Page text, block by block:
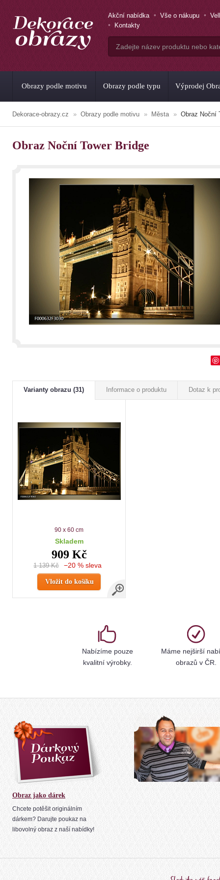
Akční nabídka Vše o nákupu
Kontakty
Obrazy podle motivu Obrazy podle typu Výprodej
Dekorace-obrazy.cz Obrazy podle motivu Města Obraz Noční
Obraz Noční Tower Bridge
Varianty obrazu (31) Informace o produktu Dotaz k
90 x 60 cm
Skladem
909 Kč
1 139 Kč −20 % sleva
Vložit do košíku
Nabízíme pouze
kvalitní výrobky.
Máme nejširší
obrazů v ČR.
Obraz jako dárek
Chcete potěšit originálním
dárkem? Darujte poukaz na
libovolný obraz z naší nabídky!